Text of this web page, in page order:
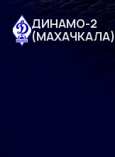
ДИНАМО-2
(МАХАЧКАЛА)